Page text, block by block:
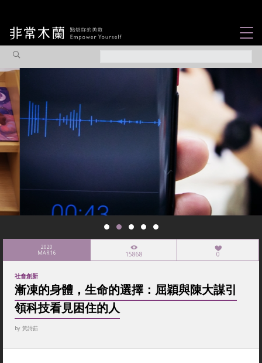
社會企業
2020
MAR 16 15868 0
社會創新
漸凍的身體，生命的選擇：屈穎與陳大謀引
領科技看見困住的人
by 黃詩茹